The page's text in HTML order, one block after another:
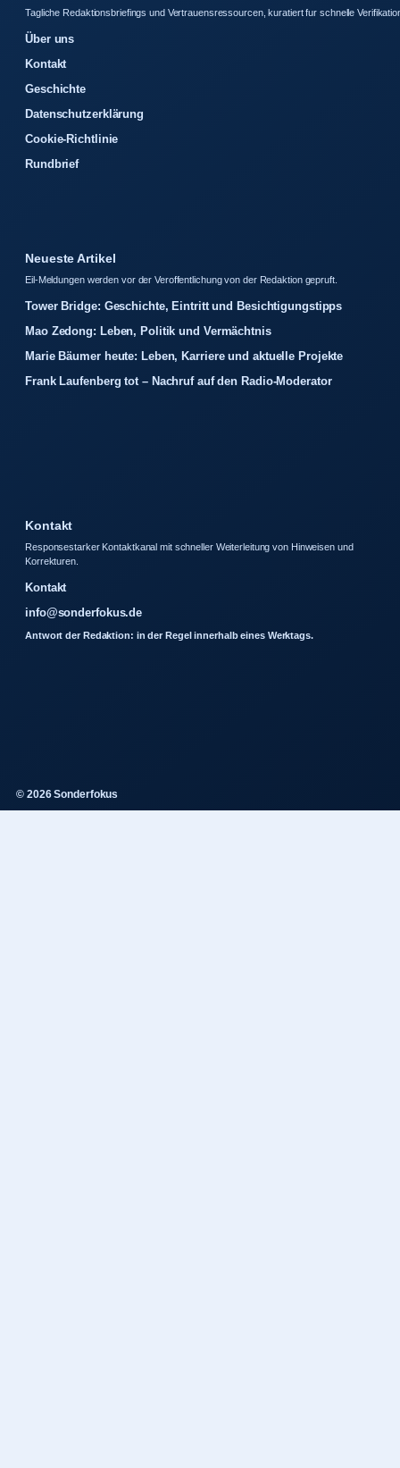
Tagliche Redaktionsbriefings und Vertrauensressourcen, kuratiert fur schnelle
Über uns
Kontakt
Geschichte
Datenschutzerklärung
Cookie-Richtlinie
Rundbrief
Neueste Artikel
Eil-Meldungen werden vor der Veroffentlichung von der Redaktion gepruft.
Tower Bridge: Geschichte, Eintritt und Besichtigungstipps
Mao Zedong: Leben, Politik und Vermächtnis
Marie Bäumer heute: Leben, Karriere und aktuelle Projekte
Frank Laufenberg tot – Nachruf auf den Radio-Moderator
Kontakt
Responsestarker Kontaktkanal mit schneller Weiterleitung von Hinweisen und
Korrekturen.
Kontakt
info@sonderfokus.de
Antwort der Redaktion: in der Regel innerhalb eines Werktags.
© 2026 Sonderfokus